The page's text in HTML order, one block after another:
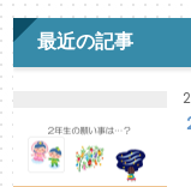
最近の記事